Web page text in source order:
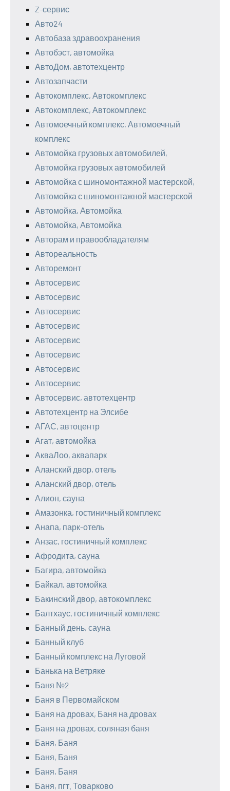
Z-сервис
Авто24
Автобаза здравоохранения
Автобэст, автомойка
АвтоДом, автотехцентр
Автозапчасти
Автокомплекс, Автокомплекс
Автокомплекс, Автокомплекс
Автомоечный комплекс, Автомоечный
комплекс
Автомойка грузовых автомобилей,
Автомойка грузовых автомобилей
Автомойка с шиномонтажной мастерской,
Автомойка с шиномонтажной мастерской
Автомойка, Автомойка
Автомойка, Автомойка
Авторам и правообладателям
Автореальность
Авторемонт
Автосервис
Автосервис
Автосервис
Автосервис
Автосервис
Автосервис
Автосервис
Автосервис
Автосервис, автотехцентр
Автотехцентр на Элсибе
АГАС, автоцентр
Агат, автомойка
АкваЛоо, аквапарк
Аланский двор, отель
Аланский двор, отель
Алион, сауна
Амазонка, гостиничный комплекс
Анапа, парк-отель
Анзас, гостиничный комплекс
Афродита, сауна
Багира, автомойка
Байкал, автомойка
Бакинский двор, автокомплекс
Балтхаус, гостиничный комплекс
Банный день, сауна
Банный клуб
Банный комплекс на Луговой
Банька на Ветряке
Баня №2
Баня в Первомайском
Баня на дровах, Баня на дровах
Баня на дровах, соляная баня
Баня, Баня
Баня, Баня
Баня, Баня
Баня, пгт. Товарково